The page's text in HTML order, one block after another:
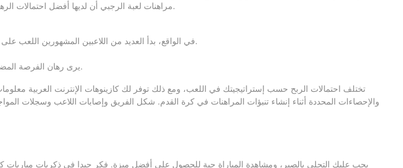
مراهنات لعبة الرجبي أن لديها أفضل احتمالات الرهان على مثل هذه الرياضات الشعبية، ولكن في كثير من الأحيان تحتاج إلى التحقق من أدق التفاصيل قبل إختيار الموقع.
في الواقع، بدأ العديد من اللاعبين المشهورين اللعب على مستوى الشارع، خاصة في البرازيل حيث كان اللاعبان الكبيران رونالدو نازاريو ونيمار من نتاج كرة قدم الشارع.
يرى رهان الفرصة المضاعفة أنك تخفف من احتمالية خسارة رهانك من خلال تغطية نتيجتين من سوق نتيجة المطابقة في نفس الرهان.
تختلف احتمالات الربح حسب إستراتيجيتك في اللعب، ومع ذلك توفر لك كازينوهات الإنترنت العربية
والإحصاءات المحددة أثناء إنشاء تنبؤات المراهنات في كرة القدم. شكل الفريق وإصابات اللاعب وسجلات
يجب عليك التحلي بالصبر، ومشاهدة المباراة حية للحصول على أفضل ميزة. فكر جيدا في ذكريات مباريات